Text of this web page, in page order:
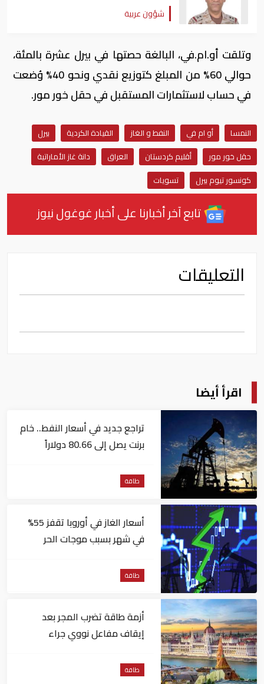
شؤون عربية
وتلقت أو.ام.في، البالغة حصتها في بيرل عشرة بالمئة،
حوالي 60% من المبلغ كتوزيع نقدي ونحو 40% وُضعت
في حساب لاستثمارات المستقبل في حقل خور مور.
النمسا أو ام في النفط و الغاز القيادة الكردية
بيرل
حقل خور مور
أقليم كردستان العراق
دانة غاز الأماراتية
كونسور تيوم بيرل
تسويات
تابع آخر أخبارنا على أخبار غوغول نيوز
التعليقات
اقرأ أيضا
تراجع جديد في أسعار النفط.. خام
برنت يصل إلى 80.66 دولاراً
طاقة
أسعار الغاز في أوروبا تقفز 55%
في شهر بسبب موجات الحر
طاقة
أزمة طاقة تضرب المجر بعد
إيقاف مفاعل نووي جراء
طاقة